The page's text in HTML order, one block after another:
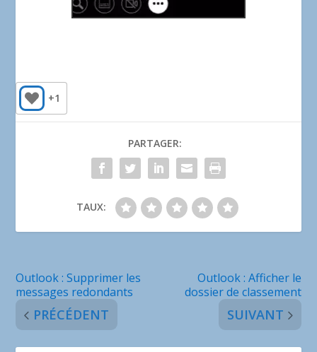
+1
PARTAGER:
TAUX:
Outlook : Supprimer les
messages redondants
PRÉCÉDENT
Outlook : Afficher le
dossier de classement
SUIVANT